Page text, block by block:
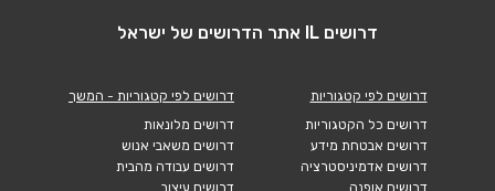
דרושים IL אתר הדרושים של ישראל
דרושים לפי קטגוריות
דרושים כל הקטגוריות
דרושים אבטחת מידע
דרושים אדמיניסטרציה
דרושים אופנה
דרושים לפי קטגוריות - המשך
דרושים מלונאות
דרושים משאבי אנוש
דרושים עבודה מהבית
דרושים עיצוב